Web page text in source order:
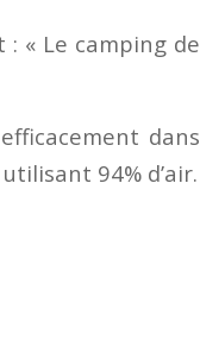
« Le camping de
dans
94% d’air.